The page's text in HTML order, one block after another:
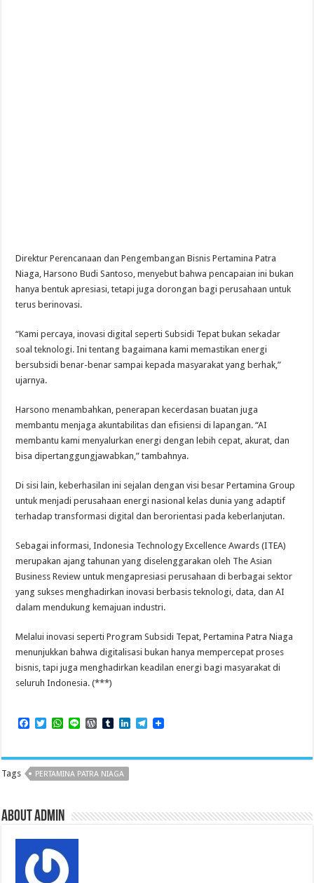
Direktur Perencanaan dan Pengembangan Bisnis Pertamina Patra
Niaga, Harsono Budi Santoso, menyebut bahwa pencapaian ini bukan
hanya bentuk apresiasi, tetapi juga dorongan bagi perusahaan untuk
terus berinovasi.
“Kami percaya, inovasi digital seperti Subsidi Tepat bukan sekadar
soal teknologi. Ini tentang bagaimana kami memastikan energi
bersubsidi benar-benar sampai kepada masyarakat yang berhak,”
ujarnya.
Harsono menambahkan, penerapan kecerdasan buatan juga
membantu menjaga akuntabilitas dan efisiensi di lapangan. “AI
membantu kami menyalurkan energi dengan lebih cepat, akurat, dan
bisa dipertanggungjawabkan,” tambahnya.
Di sisi lain, keberhasilan ini sejalan dengan visi besar Pertamina Group
untuk menjadi perusahaan energi nasional kelas dunia yang adaptif
terhadap transformasi digital dan berorientasi pada keberlanjutan.
Sebagai informasi, Indonesia Technology Excellence Awards (ITEA)
merupakan ajang tahunan yang diselenggarakan oleh The Asian
Business Review untuk mengapresiasi perusahaan di berbagai sektor
yang sukses menghadirkan inovasi berbasis teknologi, data, dan AI
dalam mendukung kemajuan industri.
Melalui inovasi seperti Program Subsidi Tepat, Pertamina Patra Niaga
menunjukkan bahwa digitalisasi bukan hanya mempercepat proses
bisnis, tapi juga menghadirkan keadilan energi bagi masyarakat di
seluruh Indonesia. (***)
F
e
b
o
T
t
t
e
W
t
s
A
L
e
W
d
P
r
s
T
b
l
r
L
k
T
e
Tags PERTAMINA PATRA NIAGA
About admin